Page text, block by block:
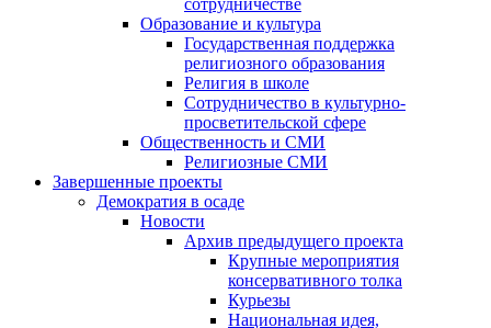
сотрудничестве
Образование и культура
Государственная поддержка
религиозного образования
Религия в школе
Сотрудничество в культурно-
просветительской сфере
Общественность и СМИ
Религиозные СМИ
Завершенные проекты
Демократия в осаде
Новости
Архив предыдущего проекта
Крупные мероприятия
консервативного толка
Курьезы
Национальная идея,